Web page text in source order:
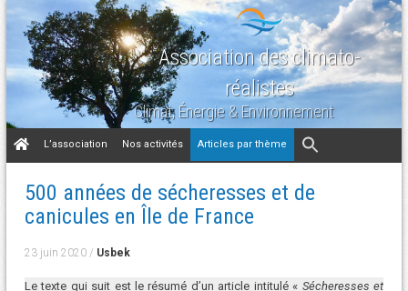
Association des climato-
réalistes
Climat, Énergie & Environnement
Aller
au
L’association Nos activités Articles par thème
500 années de sécheresses et de
canicules en Île de France
23 juin 2020/ Usbek
Le texte qui suit est le résumé d’un article intitulé « Sécheresses et